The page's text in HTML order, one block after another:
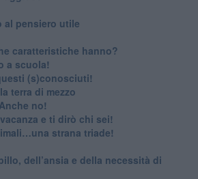
al pensiero utile
caratteristiche hanno?
a scuola!
(s)conosciuti!
terra di mezzo
no!
e ti dirò chi sei!
strana triade!
dell’ansia e della necessità di